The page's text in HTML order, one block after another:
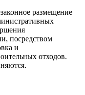
размещение
посредством
и
отходов.